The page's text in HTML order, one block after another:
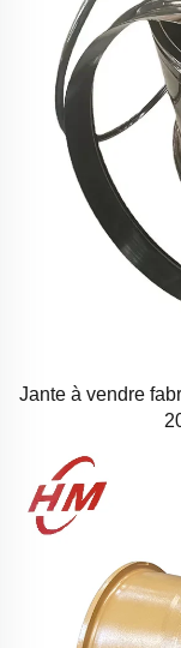
Jante à vendre